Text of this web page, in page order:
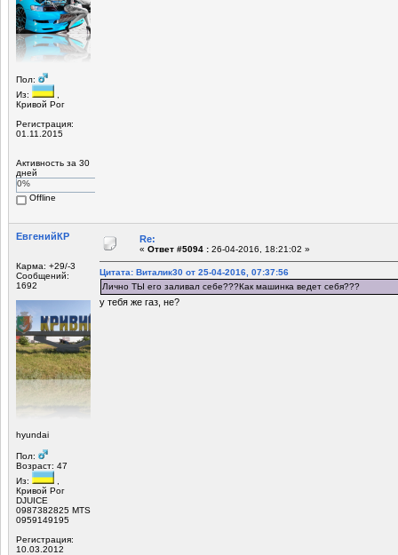
Пол:
Из:
Кривой Рог
Регистрация:
01.11.2015
Активность за 30
дней
0%
Offline
ЕвгенийКР
Карма: +29/-3
Сообщений:
1692
hyundai
Пол:
Возраст: 47
Из:
Кривой Рог
DJUICE
0987382825 MTS
0959149195
Регистрация:
10.03.2012
Re:
« Ответ #5094 : 26-04-2016, 18:21:02 »
Цитата: Виталик30 от 25-04-2016, 07:37:56
Лично ТЫ его заливал себе???Как машинка ведет себя???
у тебя же газ, не?